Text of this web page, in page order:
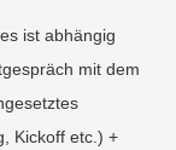
ist abhängig
mit dem
Kickoff etc.) +